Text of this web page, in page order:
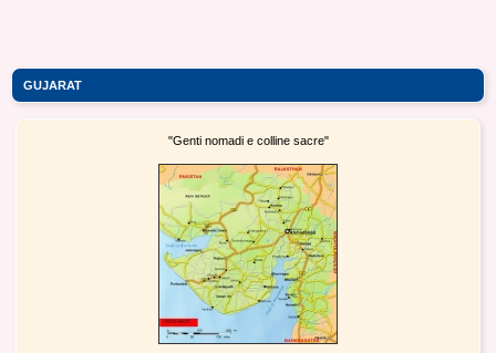
GUJARAT
"Genti nomadi e colline sacre"